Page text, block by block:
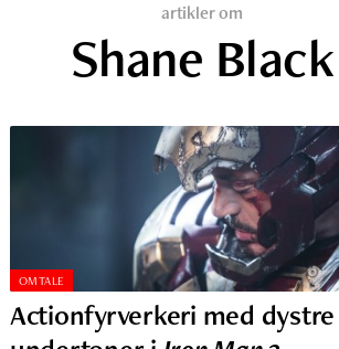
artikler om
Shane Black
OMTALE
Actionfyrverkeri med dystre